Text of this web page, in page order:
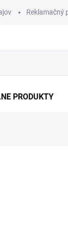
Reklamačný
PRODUKTY